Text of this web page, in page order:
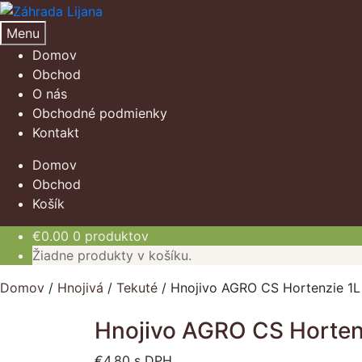
Preskočiť
na
navigáciu
Preskočiť
na
obsah
Menu
Domov
Obchod
O nás
Obchodné podmienky
Kontakt
Domov
Obchod
Košík
€0.00 0 produktov
Žiadne produkty v košíku.
Domov / Hnojivá / Tekuté / Hnojivo AGRO CS Hortenzie 1L
Hnojivo AGRO CS